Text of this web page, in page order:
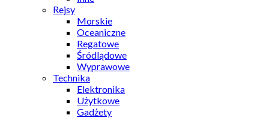
Rejsy
Morskie
Oceaniczne
Regatowe
Śródlądowe
Wyprawowe
Technika
Elektronika
Użytkowe
Gadżety